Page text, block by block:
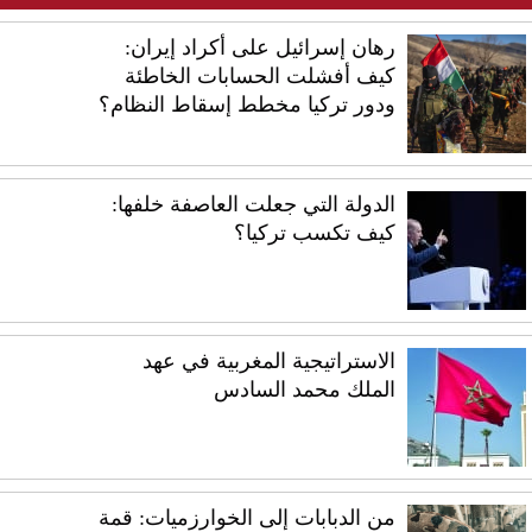
رهان إسرائيل على أكراد إيران:
كيف أفشلت الحسابات الخاطئة
ودور تركيا مخطط إسقاط النظام؟
الدولة التي جعلت العاصفة خلفها:
كيف تكسب تركيا؟
الاستراتيجية المغربية في عهد
الملك محمد السادس
من الدبابات إلى الخوارزميات: قمة